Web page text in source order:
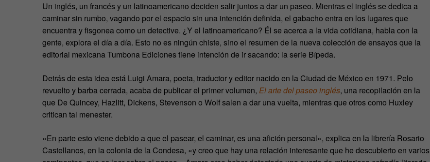
Un inglés, un francés y un latinoamericano deciden salir juntos a dar un paseo. Mientras el inglés se dedica a
caminar sin rumbo, vagando por el espacio sin una intención definida, el gabacho entra en los lugares que
encuentra y fisgonea como un detective. ¿Y el latinoamericano? Él se acerca a la vida cotidiana, habla con la
gente, explora el día a día. Esto no es ningún chiste, sino el resumen de la nueva colección de ensayos que la
editorial mexicana Tumbona Ediciones tiene intención de ir sacando: la serie Bípeda.
Detrás de esta idea está Luigi Amara, poeta, traductor y editor nacido en la Ciudad de México en 1971. Pelo
revuelto y barba cerrada, acaba de publicar el primer volumen, El arte del paseo inglés, una recopilación en la
que De Quincey, Hazlitt, Dickens, Stevenson o Wolf salen a dar una vuelta, mientras que otros como Huxley
critican tal menester.
«En parte esto viene debido a que el pasear, el caminar, es una afición personal», explica en la librería Rosario
Castellanos, en la colonia de la Condesa, «y creo que hay una relación interesante que he descubierto en varios